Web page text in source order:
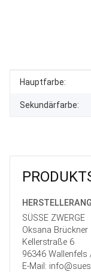
Wert
Hauptfarbe:
Sekundärfarbe:
SÜSSE ZWERGE
Oksana Brückner
Kellerstraße 6
96346 Wallenfels
E-Mail: